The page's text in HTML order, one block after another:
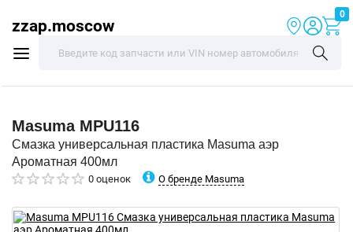
zzap.moscow
0
Masuma MPU116
Смазка универсальная пластика Masuma аэр
Ароматная 400мл
0 оценок О бренде Masuma